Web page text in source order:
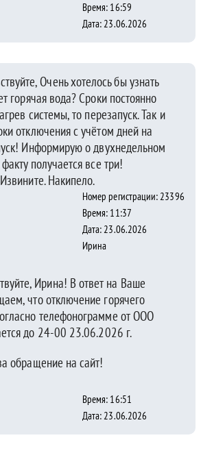
Время: 16:59
Дата: 23.06.2026
Очень хотелось бы узнать
горячая вода? Сроки постоянно
системы, то перезапуск. Так и
отключения с учётом дней на
Информирую о двухнедельном
получается все три!
Накипело.
Номер регистрации: 23396
Время: 11:37
Дата: 23.06.2026
Ирина
Ирина! В ответ на Ваше
что отключение горячего
телефонограмме от ООО
до 24-00 23.06.2026 г.
обращение на сайт!
Время: 16:51
Дата: 23.06.2026